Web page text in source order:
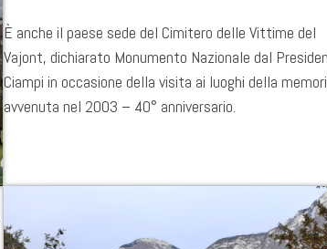
È anche il paese sede del Cimitero delle Vittime del
Vajont, dichiarato Monumento Nazionale dal
Ciampi in occasione della visita ai luoghi della
avvenuta nel 2003 – 40° anniversario.